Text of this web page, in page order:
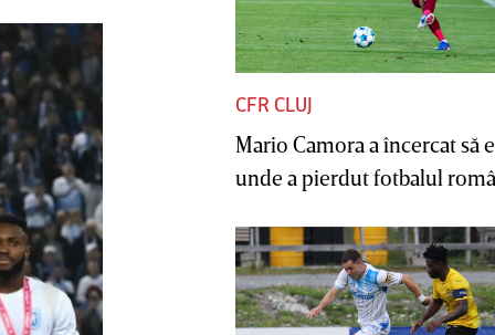
CFR CLUJ
Mario Camora a încercat să
unde a pierdut fotbalul